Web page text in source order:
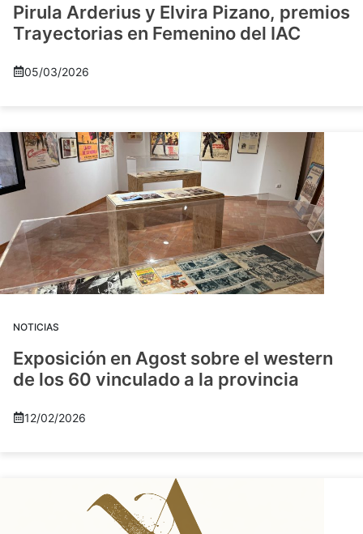
Pirula Arderius y Elvira Pizano, premios
Trayectorias en Femenino del IAC
05/03/2026
NOTICIAS
Exposición en Agost sobre el western
de los 60 vinculado a la provincia
12/02/2026